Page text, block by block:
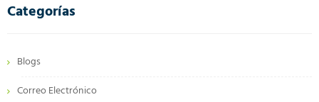
Categorías
Blogs
Correo Electrónico